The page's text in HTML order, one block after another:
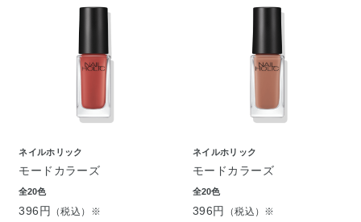
ネイルホリック
モードカラーズ
全20色
396円 （税込）※
ネイルホリック
モードカラーズ
全20色
396円 （税込）※